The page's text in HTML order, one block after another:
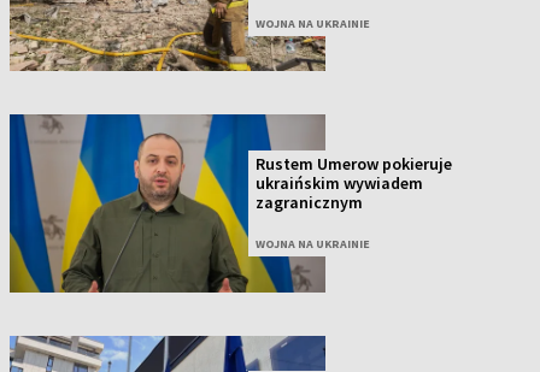
WOJNA NA UKRAINIE
Rustem Umerow pokieruje
ukraińskim wywiadem
zagranicznym
WOJNA NA UKRAINIE